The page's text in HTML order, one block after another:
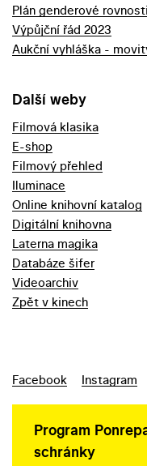
Plán genderové
Výpůjční řád 2023
Aukční vyhláška -
Další weby
Filmová klasika
E-shop
Filmový přehled
Iluminace
Online knihovní katalog
Digitální knihovna
Laterna magika
Databáze šifer
Videoarchiv
Zpět v kinech
Facebook Instagram
Program
schránky